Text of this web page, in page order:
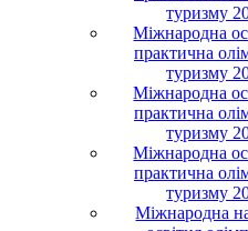
туризму
Міжнародна
практична
туризму
Міжнародна
практична
туризму
Міжнародна
практична
туризму
Міжнародна